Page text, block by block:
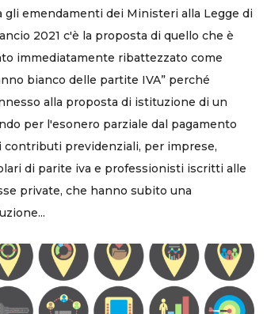
gli emendamenti dei Ministeri alla Legge di
2021 c'è la proposta di quello che è
immediatamente ribattezzato come
bianco delle partite IVA” perché
alla proposta di istituzione di un
per l'esonero parziale dal pagamento
contributi previdenziali, per imprese,
di parite iva e professionisti iscritti alle
private, che hanno subito una